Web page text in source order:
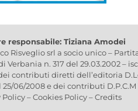
responsabile: Tiziana Amodei
Risveglio srl a socio unico –
n. 317 del 29.03.2002 –
contributi diretti dell’editoria
06/2008 e dei contributi D.P.C.M
Policy–Cookies Policy–Credits